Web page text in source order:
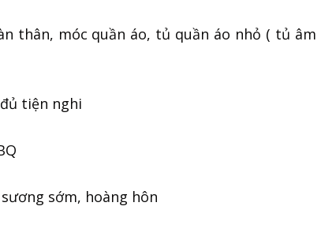
thân, móc quần áo, tủ quần áo nhỏ ( tủ âm
tiện nghi
sớm, hoàng hôn